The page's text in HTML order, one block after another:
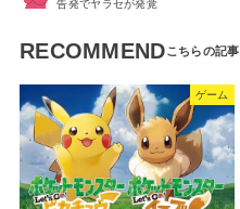
告発でヤラセが発覚
RECOMMEND
ゲーム